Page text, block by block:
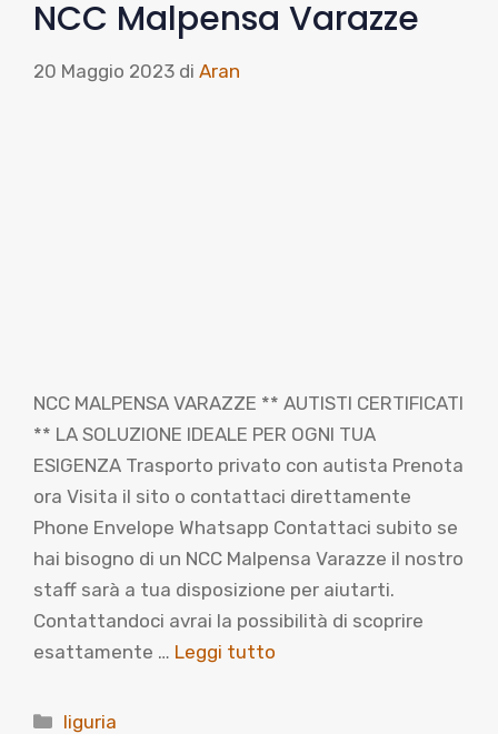
NCC Malpensa Varazze
20 Maggio 2023 di Aran
NCC MALPENSA VARAZZE ** AUTISTI CERTIFICATI
** LA SOLUZIONE IDEALE PER OGNI TUA
ESIGENZA Trasporto privato con autista Prenota
ora Visita il sito o contattaci direttamente
Phone Envelope Whatsapp Contattaci subito se
hai bisogno di un NCC Malpensa Varazze il nostro
staff sarà a tua disposizione per aiutarti.
Contattandoci avrai la possibilità di scoprire
esattamente … Leggi tutto
Categorie
liguria